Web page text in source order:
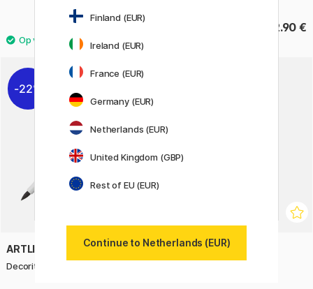
72.90 €
22%
ARTLINE
Decorite Brush Marker
PENTEL
Finland (EUR)
Ireland (EUR)
France (EUR)
Germany (EUR)
Netherlands (EUR)
United Kingdom (GBP)
Rest of EU (EUR)
Continue to Netherlands (EUR)